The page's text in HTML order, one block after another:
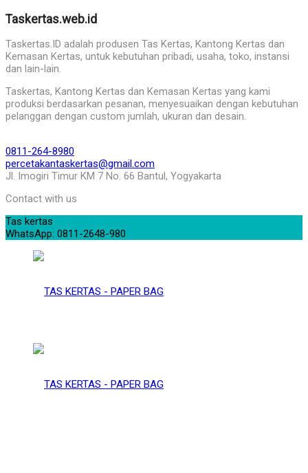
Taskertas.web.id
Taskertas.ID adalah produsen Tas Kertas, Kantong Kertas dan
Kemasan Kertas, untuk kebutuhan pribadi, usaha, toko, instansi
dan lain-lain.
Taskertas, Kantong Kertas dan Kemasan Kertas yang kami
produksi berdasarkan pesanan, menyesuaikan dengan kebutuhan
pelanggan dengan custom jumlah, ukuran dan desain.
0811-264-8980
percetakantaskertas@gmail.com
Jl. Imogiri Timur KM 7 No. 66 Bantul, Yogyakarta
Contact with us
Tas kertas
WhatsApp: 0811-2648-980